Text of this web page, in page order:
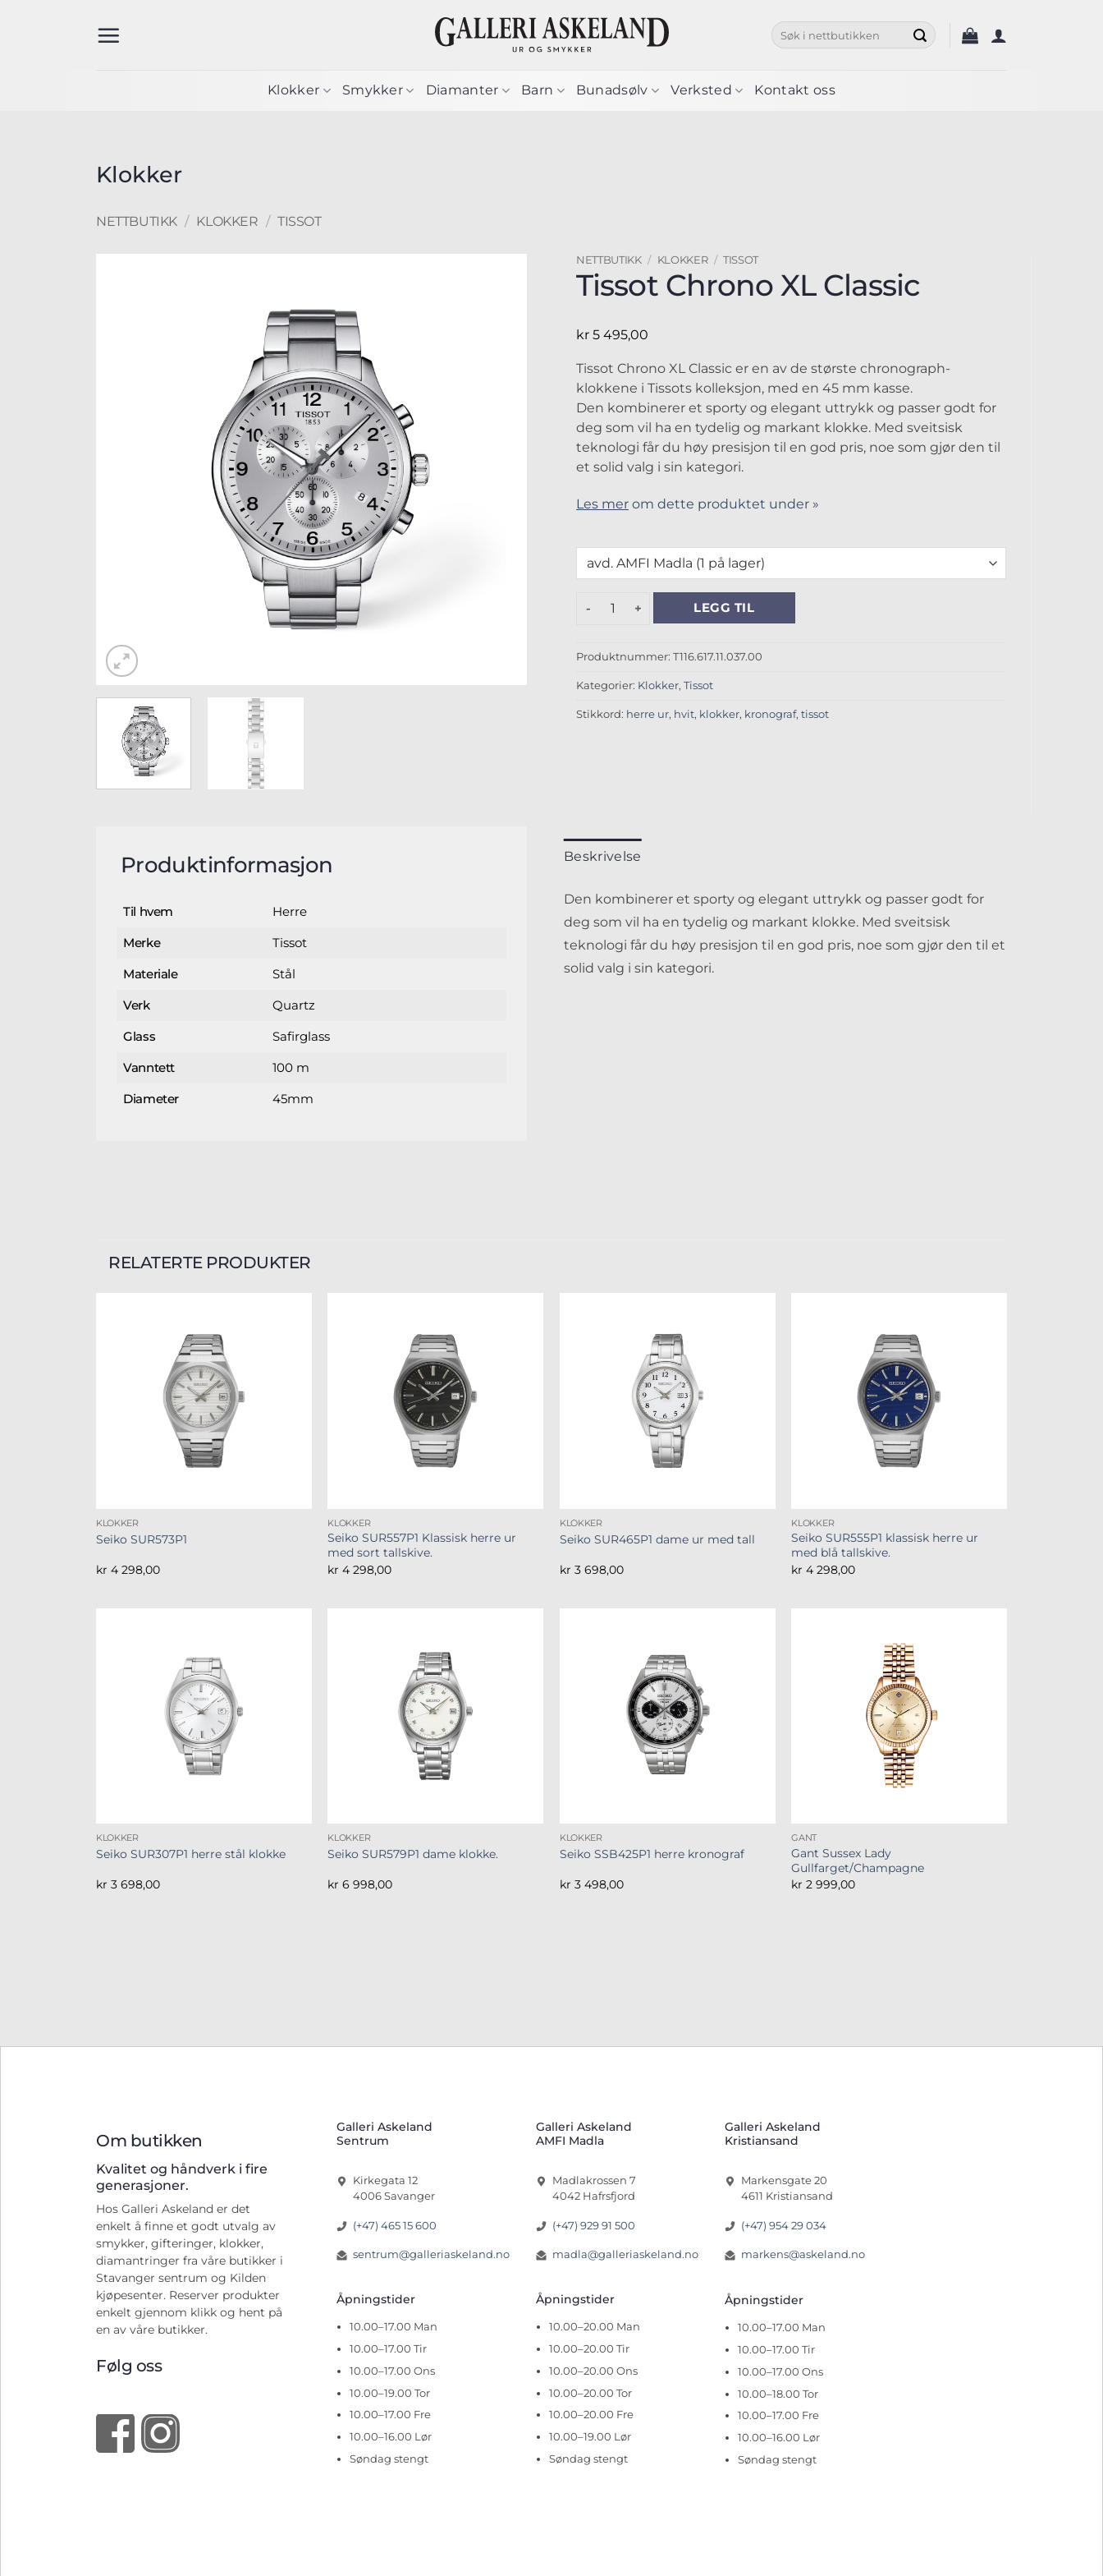
Søk
etter:
Klokker Smykker Diamanter Barn Bunadsølv Verksted Kontakt oss
Klokker
NETTBUTIKK / KLOKKER / TISSOT
NETTBUTIKK / KLOKKER / TISSOT
Tissot Chrono XL Classic
kr 5 495,00
Tissot Chrono XL Classic er en av de største chronograph-
klokkene i Tissots kolleksjon, med en 45 mm kasse.
Den kombinerer et sporty og elegant uttrykk og passer godt for
deg som vil ha en tydelig og markant klokke. Med sveitsisk
teknologi får du høy presisjon til en god pris, noe som gjør den til
et solid valg i sin kategori.
Les mer om dette produktet under »
Tissot Chrono XL Classic antall
LEGG TIL
Produktnummer: T116.617.11.037.00
Kategorier: Klokker, Tissot
Stikkord: herre ur, hvit, klokker, kronograf, tissot
Produktinformasjon
Til hvem Herre
Merke Tissot
Materiale Stål
Verk Quartz
Glass Safirglass
Vanntett 100 m
Diameter 45mm
Beskrivelse
Den kombinerer et sporty og elegant uttrykk og passer godt for
deg som vil ha en tydelig og markant klokke. Med sveitsisk
teknologi får du høy presisjon til en god pris, noe som gjør den til et
solid valg i sin kategori.
RELATERTE PRODUKTER
KLOKKER
Seiko SUR573P1
kr 4 298,00
KLOKKER
Seiko SUR557P1 Klassisk herre ur
med sort tallskive.
kr 4 298,00
KLOKKER
Seiko SUR465P1 dame ur med tall
kr 3 698,00
KLOKKER
Seiko SUR555P1 klassisk herre ur
med blå tallskive.
kr 4 298,00
KLOKKER
Seiko SUR307P1 herre stål klokke
kr 3 698,00
KLOKKER
Seiko SUR579P1 dame klokke.
kr 6 998,00
KLOKKER
Seiko SSB425P1 herre kronograf
kr 3 498,00
GANT
Gant Sussex Lady
Gullfarget/Champagne
kr 2 999,00
Om butikken
Kvalitet og håndverk i fire
generasjoner.
Hos Galleri Askeland er det
enkelt å finne et godt utvalg av
smykker, gifteringer, klokker,
diamantringer fra våre butikker i
Stavanger sentrum og Kilden
kjøpesenter. Reserver produkter
enkelt gjennom klikk og hent på
en av våre butikker.
Følg oss
Galleri Askeland
Sentrum
Kirkegata 12
4006 Savanger
(+47) 465 15 600
sentrum@galleriaskeland.no
Åpningstider
10.00–17.00 Man
10.00–17.00 Tir
10.00–17.00 Ons
10.00–19.00 Tor
10.00–17.00 Fre
10.00–16.00 Lør
Søndag stengt
Galleri Askeland
AMFI Madla
Madlakrossen 7
4042 Hafrsfjord
(+47) 929 91 500
madla@galleriaskeland.no
Åpningstider
10.00–20.00 Man
10.00–20.00 Tir
10.00–20.00 Ons
10.00–20.00 Tor
10.00–20.00 Fre
10.00–19.00 Lør
Søndag stengt
Galleri Askeland
Kristiansand
Markensgate 20
4611 Kristiansand
(+47) 954 29 034
markens@askeland.no
Åpningstider
10.00–17.00 Man
10.00–17.00 Tir
10.00–17.00 Ons
10.00–18.00 Tor
10.00–17.00 Fre
10.00–16.00 Lør
Søndag stengt